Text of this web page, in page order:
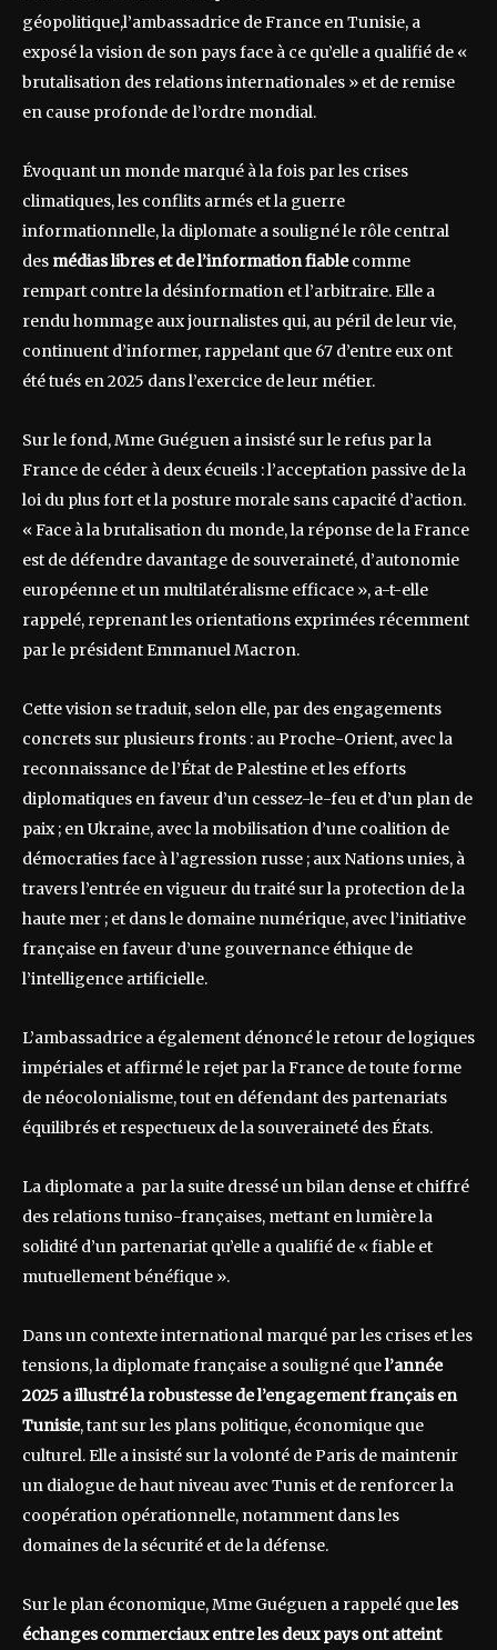
géopolitique,l’ambassadrice de France en Tunisie, a
exposé la vision de son pays face à ce qu’elle a qualifié de «
brutalisation des relations internationales » et de remise
en cause profonde de l’ordre mondial.
Évoquant un monde marqué à la fois par les crises
climatiques, les conflits armés et la guerre
informationnelle, la diplomate a souligné le rôle central
des médias libres et de l’information fiablecomme
rempart contre la désinformation et l’arbitraire. Elle a
rendu hommage aux journalistes qui, au péril de leur vie,
continuent d’informer, rappelant que 67 d’entre eux ont
été tués en 2025 dans l’exercice de leur métier.
Sur le fond, Mme Guéguen a insisté sur le refus par la
France de céder à deux écueils : l’acceptation passive de la
loi du plus fort et la posture morale sans capacité d’action.
« Face à la brutalisation du monde, la réponse de la France
est de défendre davantage de souveraineté, d’autonomie
européenne et un multilatéralisme efficace », a-t-elle
rappelé, reprenant les orientations exprimées récemment
par le président Emmanuel Macron.
Cette vision se traduit, selon elle, par des engagements
concrets sur plusieurs fronts : au Proche-Orient, avec la
reconnaissance de l’État de Palestine et les efforts
diplomatiques en faveur d’un cessez-le-feu et d’un plan de
paix ; en Ukraine, avec la mobilisation d’une coalition de
démocraties face à l’agression russe ; aux Nations unies, à
travers l’entrée en vigueur du traité sur la protection de la
haute mer ; et dans le domaine numérique, avec l’initiative
française en faveur d’une gouvernance éthique de
l’intelligence artificielle.
L’ambassadrice a également dénoncé le retour de logiques
impériales et affirmé le rejet par la France de toute forme
de néocolonialisme, tout en défendant des partenariats
équilibrés et respectueux de la souveraineté des États.
La diplomate a par la suite dressé un bilan dense et chiffré
des relations tuniso-françaises, mettant en lumière la
solidité d’un partenariat qu’elle a qualifié de « fiable et
mutuellement bénéfique ».
Dans un contexte international marqué par les crises et les
tensions, la diplomate française a souligné quel’année
2025 a illustré la robustesse de l’engagement français en
Tunisie, tant sur les plans politique, économique que
culturel. Elle a insisté sur la volonté de Paris de maintenir
un dialogue de haut niveau avec Tunis et de renforcer la
coopération opérationnelle, notamment dans les
domaines de la sécurité et de la défense.
Sur le plan économique, Mme Guéguen a rappelé queles
échanges commerciaux entre les deux pays ont atteint